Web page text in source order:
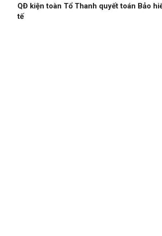
QĐ kiện toàn Tổ Thanh quyết toán Bảo
tế